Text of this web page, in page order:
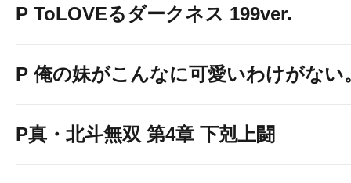
P ToLOVEるダークネス 199ver.
P 俺の妹がこんなに可愛いわけがない
P真・北斗無双 第4章 下剋上闘